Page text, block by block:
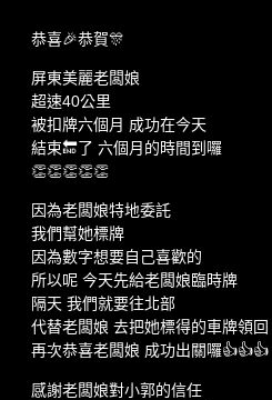
恭喜🎉恭賀🎊
屏東美麗老闆娘
超速40公里
被扣牌六個月 成功在今天
結束🔚了 六個月的時間到囉
👏👏👏👏👏
因為老闆娘特地委託
我們幫她標牌
因為數字想要自己喜歡的
所以呢 今天先給老闆娘臨時牌
隔天 我們就要往北部
代替老闆娘 去把她標得的車牌領回
再次恭喜老闆娘 成功出關囉👍👍👍
感謝老闆娘對小郭的信任